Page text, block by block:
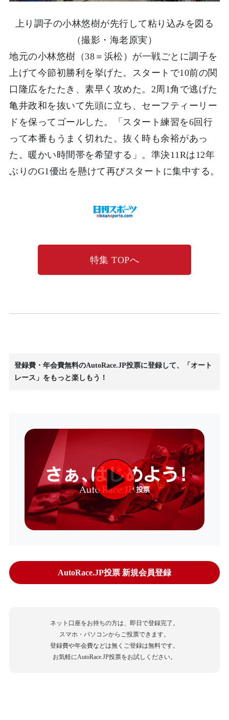
上り調子の小林悠樹が先行して粘り込みを図る
（撮影・海老原実）
地元の小林悠樹（38＝浜松）が一戦ごとに調子を
上げて今節初勝利を挙げた。スタートで10前の関
口隆広をたたき、素早く攻めた。2周1角で逃げた
亀井政和を抜いて先頭に立ち、セーフティーリー
ドを保ってゴールした。「スタート練習を6回行
って本番もうまく切れた。抜く時も余裕があっ
た。暖かい時間帯を希望する」。準決11Rは12年
ぶりのG1優出を懸けて再びスタートに集中する。
特集 TOPへ
登録費・年会費無料のAutoRace.JP投票に登録して、「オート
レース」をもっと楽しもう！
AutoRace.JP投票 新規会員登録
ネット口座をお持ちの方は、即日で登録完了。
スマホ・パソコンからご投票できます。
登録費や年会費などは無くご登録は無料です。
お気軽にAutoRace.JP投票をお試しください。